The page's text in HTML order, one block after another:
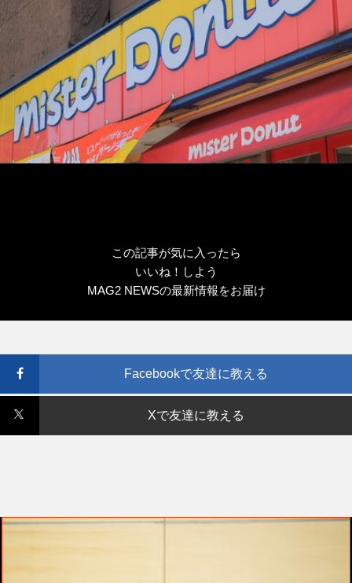
この記事が気に入ったら
いいね！しよう
MAG2 NEWSの最新情報をお届け
Facebookで友達に教える
Xで友達に教える